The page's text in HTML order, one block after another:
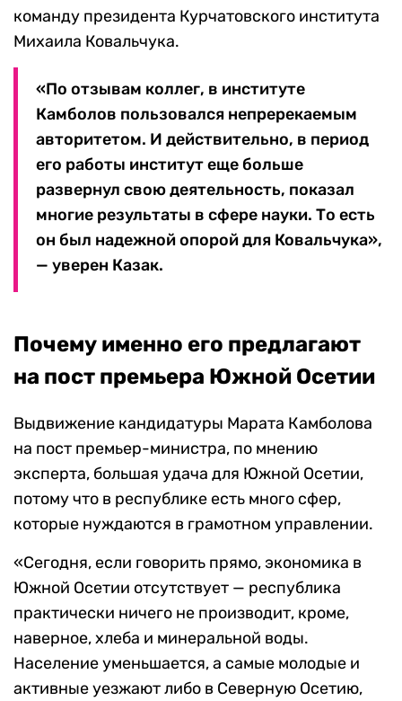
команду президента Курчатовского института
Михаила Ковальчука.
«По отзывам коллег, в институте
Камболов пользовался непререкаемым
авторитетом. И действительно, в период
его работы институт еще больше
развернул свою деятельность, показал
многие результаты в сфере науки. То есть
он был надежной опорой для Ковальчука»,
— уверен Казак.
Почему именно его предлагают
на пост премьера Южной Осетии
Выдвижение кандидатуры Марата Камболова
на пост премьер-министра, по мнению
эксперта, большая удача для Южной Осетии,
потому что в республике есть много сфер,
которые нуждаются в грамотном управлении.
«Сегодня, если говорить прямо, экономика в
Южной Осетии отсутствует — республика
практически ничего не производит, кроме,
наверное, хлеба и минеральной воды.
Население уменьшается, а самые молодые и
активные уезжают либо в Северную Осетию,